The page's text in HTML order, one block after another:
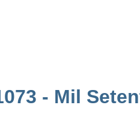
- Mil